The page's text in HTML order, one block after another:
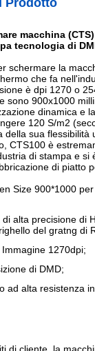
Prodotto
macchina
tecnologia di
schermare la
che fa
è dpi 1270 o
sono 900x1000
dinamica e
120 S/m2
della sua flessibilità
CTS100 è
di stampa e si
di piatto
Size 900*1000
alta precisione di
del gratng di
1270dpi;
di DMD;
ad alta resistenza